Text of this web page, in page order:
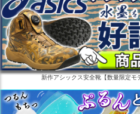
新作アシックス安全靴【数量限定モ